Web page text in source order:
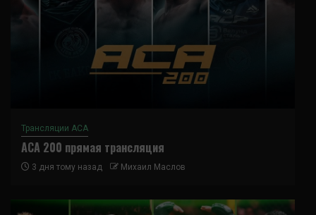
Трансляции ACA
ACA 200 прямая трансляция
3 дня тому назад Михаил Маслов